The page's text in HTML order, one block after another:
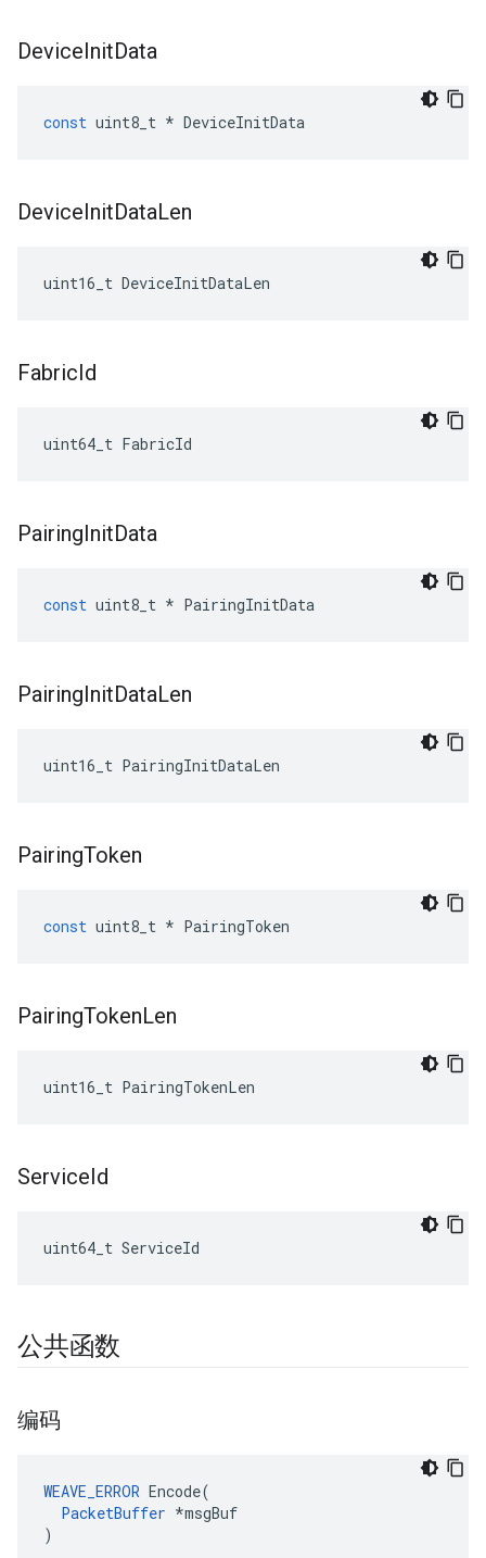
DeviceInitData
const uint8_t * DeviceInitData
DeviceInitDataLen
uint16_t DeviceInitDataLen
FabricId
uint64_t FabricId
PairingInitData
const uint8_t * PairingInitData
PairingInitDataLen
uint16_t PairingInitDataLen
PairingToken
const uint8_t * PairingToken
PairingTokenLen
uint16_t PairingTokenLen
ServiceId
uint64_t ServiceId
公共函数
编码
WEAVE_ERROR Encode(
PacketBuffer *msgBuf
)